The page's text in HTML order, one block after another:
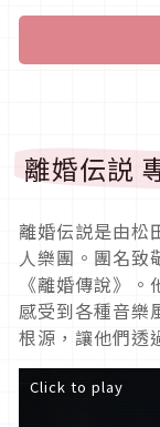
離婚伝説
離婚伝説是由松
人樂團。團名
《離婚傳說》
感受到各種音樂
根源，讓他們透
Click to play